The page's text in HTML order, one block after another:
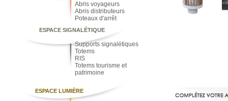
Abris voyageurs
Abris distributeurs
Poteaux d'arrêt
ESPACE SIGNALÉTIQUE
Supports signalétiques
Totems
RIS
Totems tourisme et
patrimoine
ESPACE LUMIÈRE